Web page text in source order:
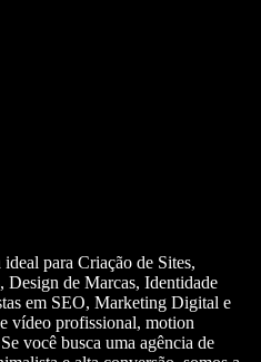
para Criação de Sites,
de Marcas, Identidade
em SEO, Marketing Digital e
vídeo profissional, motion
você busca uma agência de